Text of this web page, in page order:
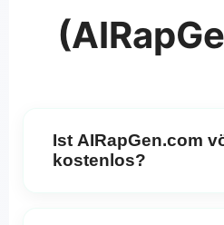
Ist AIRapGen.com
kostenlos?